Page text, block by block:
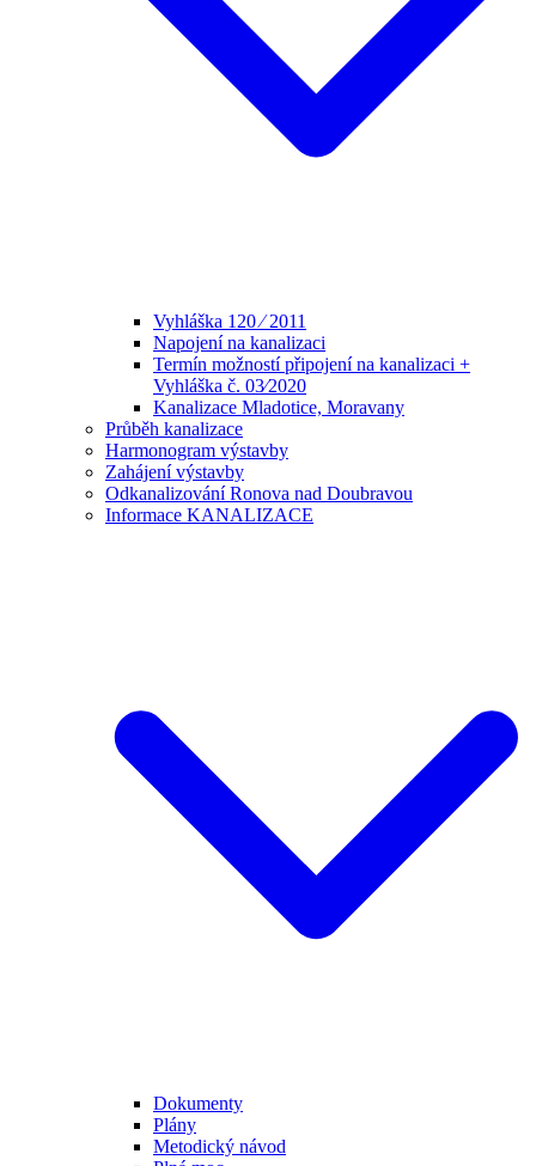
Vyhláška 120 ⁄ 2011
Napojení na kanalizaci
Termín možností připojení na kanalizaci +
Vyhláška č. 03⁄2020
Kanalizace Mladotice, Moravany
Průběh kanalizace
Harmonogram výstavby
Zahájení výstavby
Odkanalizování Ronova nad Doubravou
Informace KANALIZACE
Dokumenty
Plány
Metodický návod